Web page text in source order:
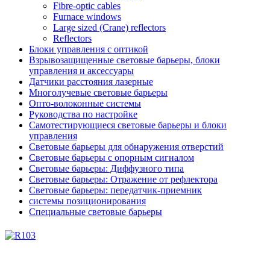
Fibre-optic cables
Furnace windows
Large sized (Crane) reflectors
Reflectors
Блоки управления с оптикой
Взрывозащищенные световые барьеры, блоки
управления и аксессуары
Датчики расстояния лазерные
Многолучевые световые барьеры
Опто-волоконные системы
Руководства по настройке
Самотестирующиеся световые барьеры и блоки
управления
Световые барьеры для обнаружения отверстий
Световые барьеры с опорным сигналом
Световые барьеры: Диффузного типа
Световые барьеры: Отражение от рефлектора
Световые барьеры: передатчик-приемник
системы позиционирования
Специальные световые барьеры